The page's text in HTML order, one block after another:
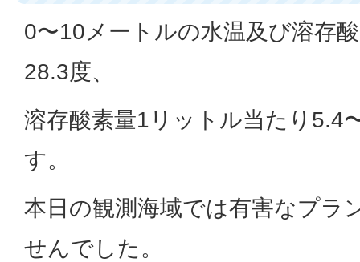
0〜10メートルの水温及び溶存
28.3度、
溶存酸素量1リットル当たり5.4
す。
本日の観測海域では有害なプラ
せんでした。